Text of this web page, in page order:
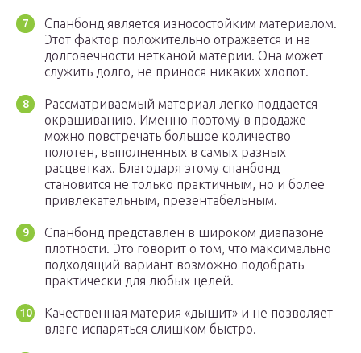
Спанбонд является износостойким материалом.
Этот фактор положительно отражается и на
долговечности нетканой материи. Она может
служить долго, не принося никаких хлопот.
Рассматриваемый материал легко поддается
окрашиванию. Именно поэтому в продаже
можно повстречать большое количество
полотен, выполненных в самых разных
расцветках. Благодаря этому спанбонд
становится не только практичным, но и более
привлекательным, презентабельным.
Спанбонд представлен в широком диапазоне
плотности. Это говорит о том, что максимально
подходящий вариант возможно подобрать
практически для любых целей.
Качественная материя «дышит» и не позволяет
влаге испаряться слишком быстро.